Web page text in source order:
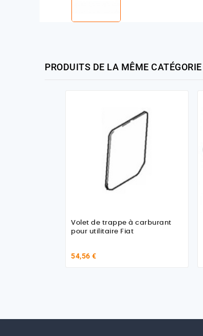
PRODUITS DE LA MÊME CATÉGORIE
Volet de trappe à carburant
pour utilitaire Fiat
54,56 €